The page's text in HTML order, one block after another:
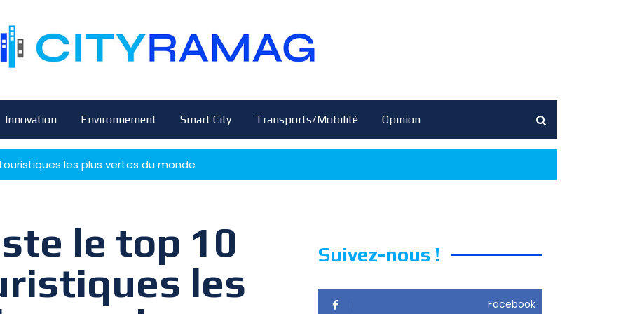
Innovation Environnement Smart City Transports/Mobilité Opinion
les plus vertes du monde
le top 10
les
Suivez-nous !
Facebook